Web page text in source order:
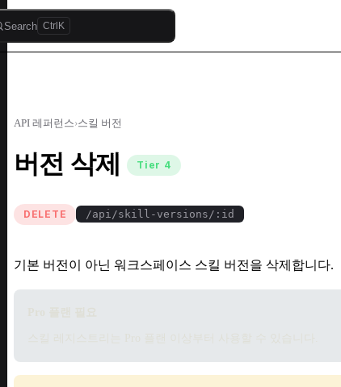
Search Ctrl K
API 레퍼런스›스킬 버전
버전 삭제 Tier 4
DELETE /api/skill-versions/:id
기본 버전이 아닌 워크스페이스 스킬 버전을 삭제합니다.